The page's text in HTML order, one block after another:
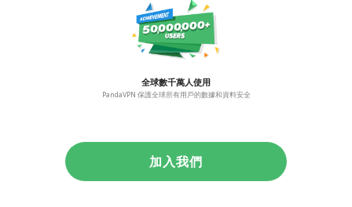
全球數千萬人使用
PandaVPN 保護全球所有用戶的數據和資料安全
加入我們